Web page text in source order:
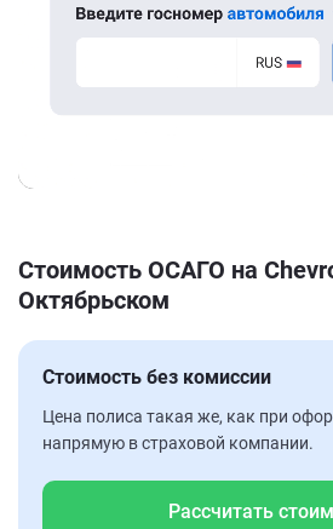
Стоимость ОСАГО на
Октябрьском
Стоимость без комиссии
Цена полиса такая же, как при
напрямую в страховой компании.
Рассчитать